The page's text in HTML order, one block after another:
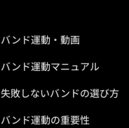
バンド運動・動画
バンド運動マニュアル
失敗しないバンドの選び方
バンド運動の重要性